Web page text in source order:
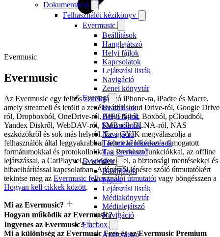
Dokumentáció
Felhasználói kézikönyv
Evermusic
Beállítások
Hanglejátszó
Helyi fájlok
Kapcsolatok
Lejátszási listák
Navigáció
Zenei könyvtár
Evertag
Beállítások
Helyi fájlok
Kapcsolatok
Navigáció
Tag mező leképezések
Tag szerkesztő
Evervideo
Beállítások
Fájlok
Lejátszási listák
Médiakönyvtár
Médialejátszó
Navigáció
Flacbox
Audiojátszó
Evermusic
Evermusic
Az Evermusic egy felhős zenelejátszó iPhone-ra, iPadre és Macre,
amely streameli és letölti a zenéket az iCloud Drive-ról, Google
ról, Dropboxból, OneDrive-ról, MEGA-ról, Boxból, pCloudból,
Yandex Diskről, WebDAV-ról, SMB-ről, DLNA-ról, NAS
eszközökről és sok más helyről. Ez a GYIK megválaszolja a
felhasználók által leggyakrabban feltett kérdéseket a támogatott
formátumokkal és protokollokkal, a Premium funkciókkal, az offline
lejátszással, a CarPlayvel, a widgetekkel, a biztonsági mentésekkel és
hibaelhárítással kapcsolatban. A lépésről lépésre szóló útmutatókért
tekintse meg az Evermusic felhasználói útmutatót vagy böngésszen a
Hogyan kell cikkek között.
Mi az Evermusic?
Hogyan működik az Evermusic?
Ingyenes az Evermusic?
Mi a különbség az Evermusic Free és az Evermusic Premium